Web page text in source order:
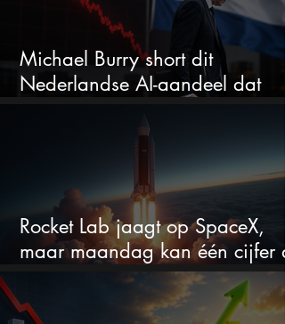
Michael Burry short dit
Nederlandse AI-aandeel dat
Rocket Lab jaagt op SpaceX,
maar maandag kan één cijfer
droom doorprikken?